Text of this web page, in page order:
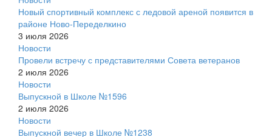
Новый спортивный комплекс с ледовой ареной появится в
районе Ново-Переделкино
3 июля 2026
Новости
Провели встречу с представителями Совета ветеранов
2 июля 2026
Новости
Выпускной в Школе №1596
2 июля 2026
Новости
Выпускной вечер в Школе №1238